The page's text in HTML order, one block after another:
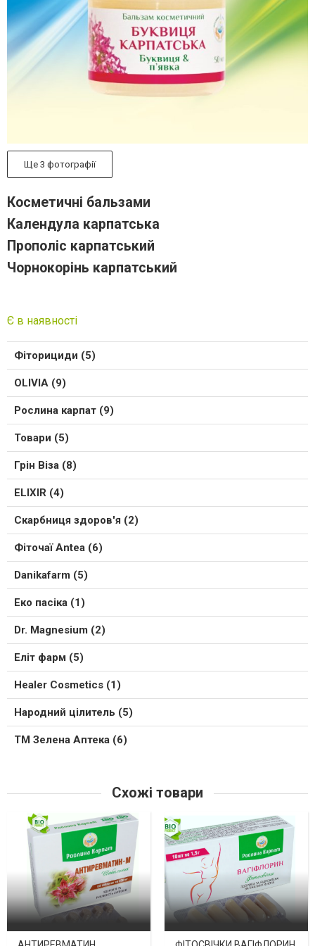
Ще 3 фотографії
Косметичні бальзами
Календула карпатська
Прополіс карпатський
Чорнокорінь карпатський
Є в наявності
Фіторициди (5)
OLIVIA (9)
Рослина карпат (9)
Товари (5)
Грін Віза (8)
ELIXIR (4)
Скарбниця здоров'я (2)
Фіточаї Antea (6)
Danikafarm (5)
Еко пасіка (1)
Dr. Magnesium (2)
Еліт фарм (5)
Healer Cosmetics (1)
Народний цілитель (5)
ТМ Зелена Аптека (6)
Схожі товари